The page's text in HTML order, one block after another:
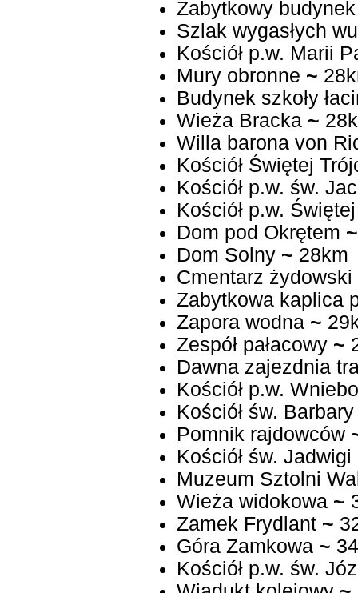
Zabytkowy
Szlak wygasłych
Kościół p.w. Marii
Mury obronne ~
Budynek szkoły
Wieża Bracka ~
Willa barona von
Kościół Świętej
Kościół p.w. św.
Kościół p.w.
Dom pod Okrętem ~
Dom Solny ~ 28km
Cmentarz żydowski
Zabytkowa kaplica
Zapora wodna ~
Zespół pałacowy ~
Dawna zajezdnia
Kościół p.w.
Kościół św.
Pomnik rajdowców
Kościół św. Jadwigi
Muzeum Sztolni
Wieża widokowa ~
Zamek Frydlant ~
Góra Zamkowa ~
Kościół p.w. św.